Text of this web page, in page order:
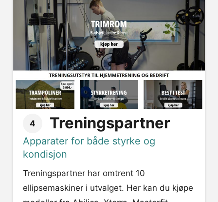
4 Treningspartner
Apparater for både styrke og
kondisjon
Treningspartner har omtrent 10
ellipsemaskiner i utvalget. Her kan du kjøpe